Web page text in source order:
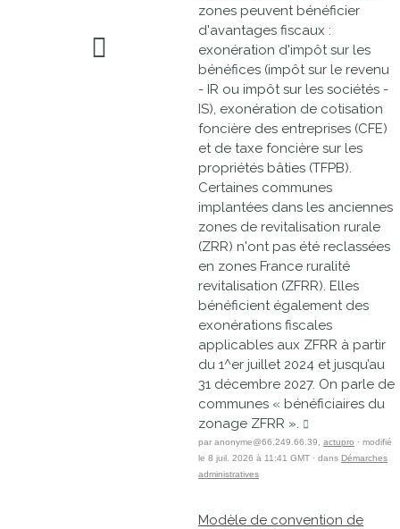
zones peuvent bénéficier
d'avantages fiscaux :
exonération d'impôt sur les
bénéfices (impôt sur le revenu
- IR ou impôt sur les sociétés -
IS), exonération de cotisation
foncière des entreprises (CFE)
et de taxe foncière sur les
propriétés bâties (TFPB).
Certaines communes
implantées dans les anciennes
zones de revitalisation rurale
(ZRR) n'ont pas été reclassées
en zones France ruralité
revitalisation (ZFRR). Elles
bénéficient également des
exonérations fiscales
applicables aux ZFRR à partir
du 1^er juillet 2024 et jusqu’au
31 décembre 2027. On parle de
communes « bénéficiaires du
zonage ZFRR ».
par anonyme@66.249.66.39, actupro · modifié
le 8 juil. 2026 à 11:41 GMT · dans Démarches
administratives
Modèle de convention de